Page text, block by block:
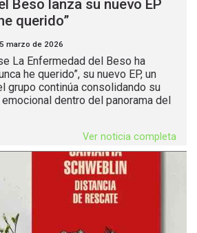
Beso lanza su nuevo EP
querido”
marzo de 2026
La Enfermedad del Beso ha
he querido”, su nuevo EP, un
grupo continúa consolidando su
dentro del panorama del
Ver noticia completa